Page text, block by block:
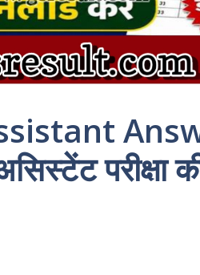
परीक्षा